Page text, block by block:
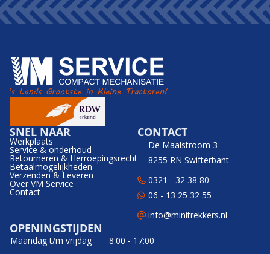
SNEL NAAR
Werkplaats
Service & onderhoud
Retourneren & Herroepingsrecht
Betaalmogelijkheden
Verzenden & Leveren
Over VM Service
Contact
CONTACT
De Maalstroom 3
8255 RN Swifterbant
0321 - 32 38 80
06 - 13 25 32 55
info@minitrekkers.nl
OPENINGSTIJDEN
Maandag t/m vrijdag 8:00 - 17:00